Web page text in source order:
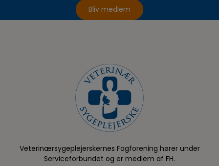
Bliv medlem
Veterinærsygeplejerskernes Fagforening hører under
Serviceforbundet og er medlem af FH.